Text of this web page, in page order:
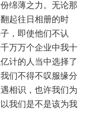
绵薄之力。无论那
起往日相册的时
，即使他们不认
万万个企业中我十
计的人当中选择了
们不得不叹服缘分
相识，也许我们为
我们是不是该为我